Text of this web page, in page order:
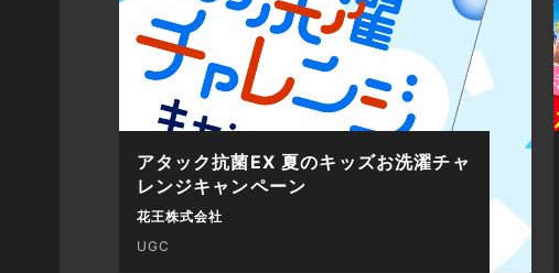
アタック抗菌EX 夏のキッズお洗濯チャ
レンジキャンペーン
花王株式会社
UGC